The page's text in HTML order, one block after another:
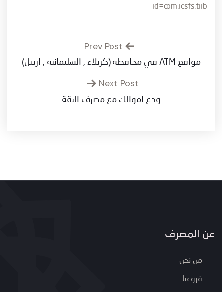
id=com.icsfs.tiib
مواقع ATM في محافظة (كربلاء , السليمانية , اربيل)
Next Post
ودع اموالك مع مصرف الثقة
عن المصرف
من نحن
فروعنا